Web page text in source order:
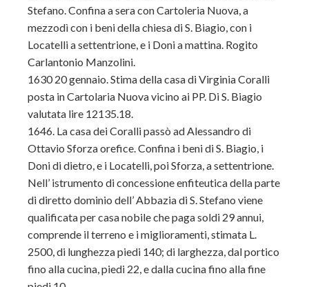
Stefano. Confina a sera con Cartoleria Nuova, a
mezzodì con i beni della chiesa di S. Biagio, con i
Locatelli a settentrione, e i Doni a mattina. Rogito
Carlantonio Manzolini.
1630 20 gennaio. Stima della casa di Virginia Coralli
posta in Cartolaria Nuova vicino ai PP. Di S. Biagio
valutata lire 12135.18.
1646. La casa dei Coralli passò ad Alessandro di
Ottavio Sforza orefice. Confina i beni di S. Biagio, i
Doni di dietro, e i Locatelli, poi Sforza, a settentrione.
Nell’ istrumento di concessione enfiteutica della parte
di diretto dominio dell’ Abbazia di S. Stefano viene
qualificata per casa nobile che paga soldi 29 annui,
comprende il terreno e i miglioramenti, stimata L.
2500, di lunghezza piedi 140; di larghezza, dal portico
fino alla cucina, piedi 22, e dalla cucina fino alla fine